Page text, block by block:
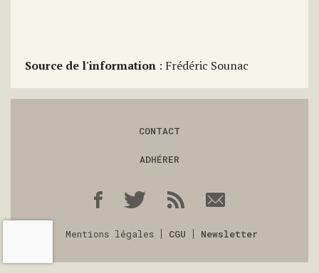
Source de l'information : Frédéric Sounac
CONTACT
ADHÉRER
Mentions légales CGU Newsletter